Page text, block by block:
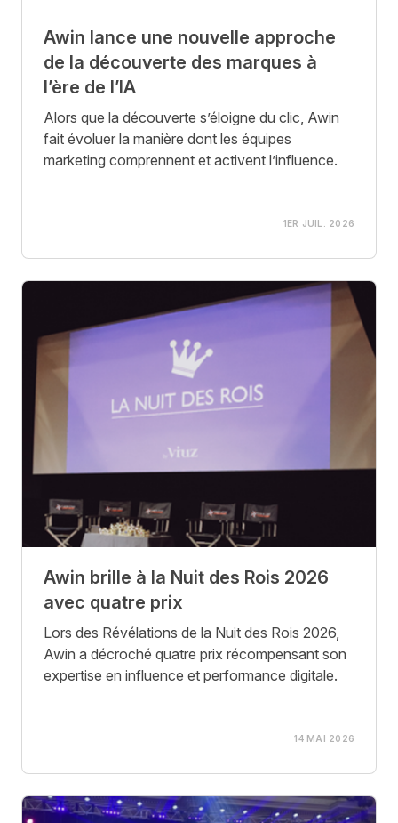
Awin lance une nouvelle approche
de la découverte des marques à
l’ère de l’IA
Alors que la découverte s’éloigne du clic, Awin
fait évoluer la manière dont les équipes
marketing comprennent et activent l’influence.
1ER JUIL. 2026
Awin brille à la Nuit des Rois 2026
avec quatre prix
Lors des Révélations de la Nuit des Rois 2026,
Awin a décroché quatre prix récompensant son
expertise en influence et performance digitale.
14 MAI 2026